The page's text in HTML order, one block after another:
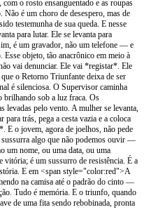
o rosto ensanguentado e as roupas
Não é um choro de desespero, mas de
testemunha de sua queda. E nesse
para lutar. Ele se levanta para
é um gravador, não um telefone — e
objeto, tão anacrônico em meio à
vai denunciar. Ele vai *registar*. Ele
o Retorno Triunfante deixa de ser
é silenciosa. O Supervisor caminha
brilhando sob a luz fraca. Os
levadas pelo vento. A mulher se levanta,
trás, pega a cesta vazia e a coloca
E o jovem, agora de joelhos, não pede
sussurra algo que não podemos ouvir —
um nome, ou uma data, ou uma
é um sussurro de resistência. É a
E em <span style="color:red">A
na camisa até o padrão do cinto —
Tudo é memória. E o triunfo, quando
de uma fita sendo rebobinada, pronta